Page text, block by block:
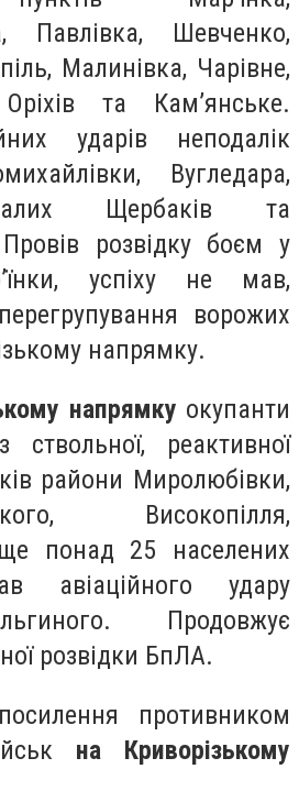
Павлівка, Шевченко,
Малинівка, Чарівне,
Оріхів та Кам’янське.
ударів неподалік
Вугледара,
Щербаків та
розвідку боєм у
успіху не мав,
ворожих
напрямку.
напрямку окупанти
ствольної, реактивної
райони Миролюбівки,
Високопілля,
понад 25 населених
авіаційного удару
Продовжує
розвідки БпЛА.
противником
на Криворізькому